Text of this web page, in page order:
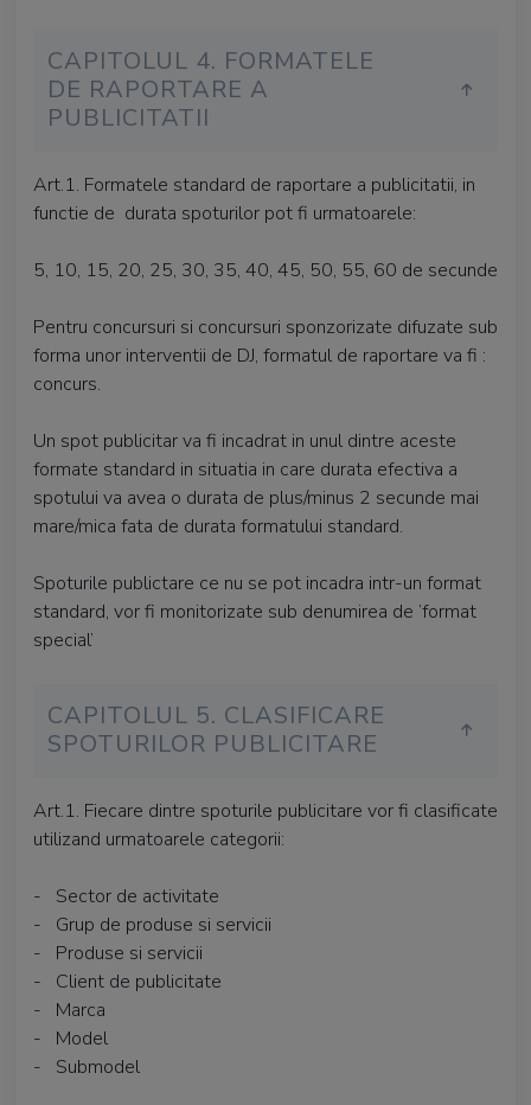
CAPITOLUL 4. FORMATELE
DE RAPORTARE A
PUBLICITATII
Art.1. Formatele standard de raportare a publicitatii, in
functie de durata spoturilor pot fi urmatoarele:
5, 10, 15, 20, 25, 30, 35, 40, 45, 50, 55, 60 de secunde
Pentru concursuri si concursuri sponzorizate difuzate sub
forma unor interventii de DJ, formatul de raportare va fi :
concurs.
Un spot publicitar va fi incadrat in unul dintre aceste
formate standard in situatia in care durata efectiva a
spotului va avea o durata de plus/minus 2 secunde mai
mare/mica fata de durata formatului standard.
Spoturile publictare ce nu se pot incadra intr-un format
standard, vor fi monitorizate sub denumirea de ’format
special’
CAPITOLUL 5. CLASIFICARE
SPOTURILOR PUBLICITARE
Art.1. Fiecare dintre spoturile publicitare vor fi clasificate
utilizand urmatoarele categorii:
- Sector de activitate
- Grup de produse si servicii
- Produse si servicii
- Client de publicitate
- Marca
- Model
- Submodel